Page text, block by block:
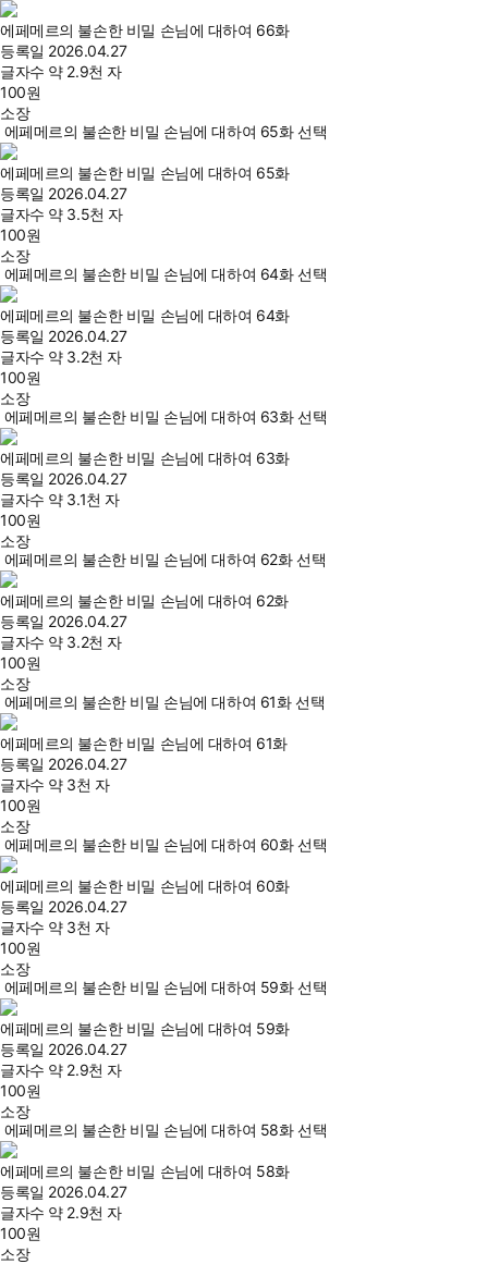
에페메르의 불손한 비밀 손님에 대하여 66화
등록일 2026.04.27
글자수 약 2.9천 자
100원
소장
에페메르의 불손한 비밀 손님에 대하여 65화 선택
에페메르의 불손한 비밀 손님에 대하여 65화
등록일 2026.04.27
글자수 약 3.5천 자
100원
소장
에페메르의 불손한 비밀 손님에 대하여 64화 선택
에페메르의 불손한 비밀 손님에 대하여 64화
등록일 2026.04.27
글자수 약 3.2천 자
100원
소장
에페메르의 불손한 비밀 손님에 대하여 63화 선택
에페메르의 불손한 비밀 손님에 대하여 63화
등록일 2026.04.27
글자수 약 3.1천 자
100원
소장
에페메르의 불손한 비밀 손님에 대하여 62화 선택
에페메르의 불손한 비밀 손님에 대하여 62화
등록일 2026.04.27
글자수 약 3.2천 자
100원
소장
에페메르의 불손한 비밀 손님에 대하여 61화 선택
에페메르의 불손한 비밀 손님에 대하여 61화
등록일 2026.04.27
글자수 약 3천 자
100원
소장
에페메르의 불손한 비밀 손님에 대하여 60화 선택
에페메르의 불손한 비밀 손님에 대하여 60화
등록일 2026.04.27
글자수 약 3천 자
100원
소장
에페메르의 불손한 비밀 손님에 대하여 59화 선택
에페메르의 불손한 비밀 손님에 대하여 59화
등록일 2026.04.27
글자수 약 2.9천 자
100원
소장
에페메르의 불손한 비밀 손님에 대하여 58화 선택
에페메르의 불손한 비밀 손님에 대하여 58화
등록일 2026.04.27
글자수 약 2.9천 자
100원
소장